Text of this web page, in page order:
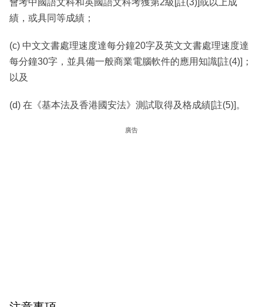
績，或具同等成績；
(c) 中文文書處理速度達每分鐘20字及英文文書處理速度達
每分鐘30字，並具備一般商業電腦軟件的應用知識[註(4)]；
以及
(d) 在《基本法及香港國安法》測試取得及格成績[註(5)]。
廣告